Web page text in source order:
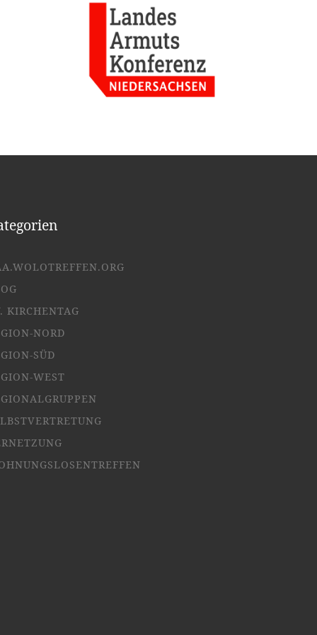
KIRCHENTAG
NORD
SÜD
WEST